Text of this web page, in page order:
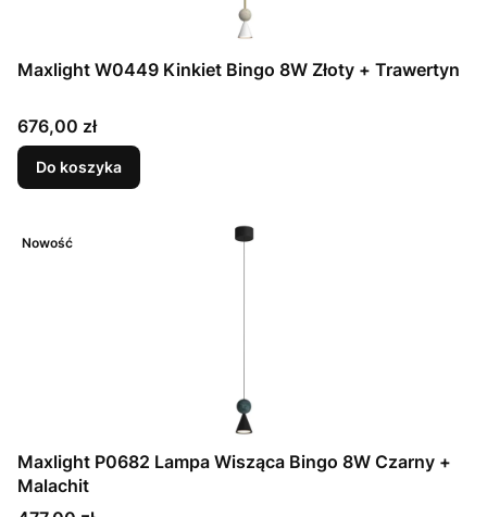
Maxlight W0449 Kinkiet Bingo 8W Złoty + Trawertyn
Cena
676,00 zł
Do koszyka
Nowość
Maxlight P0682 Lampa Wisząca Bingo 8W Czarny +
Malachit